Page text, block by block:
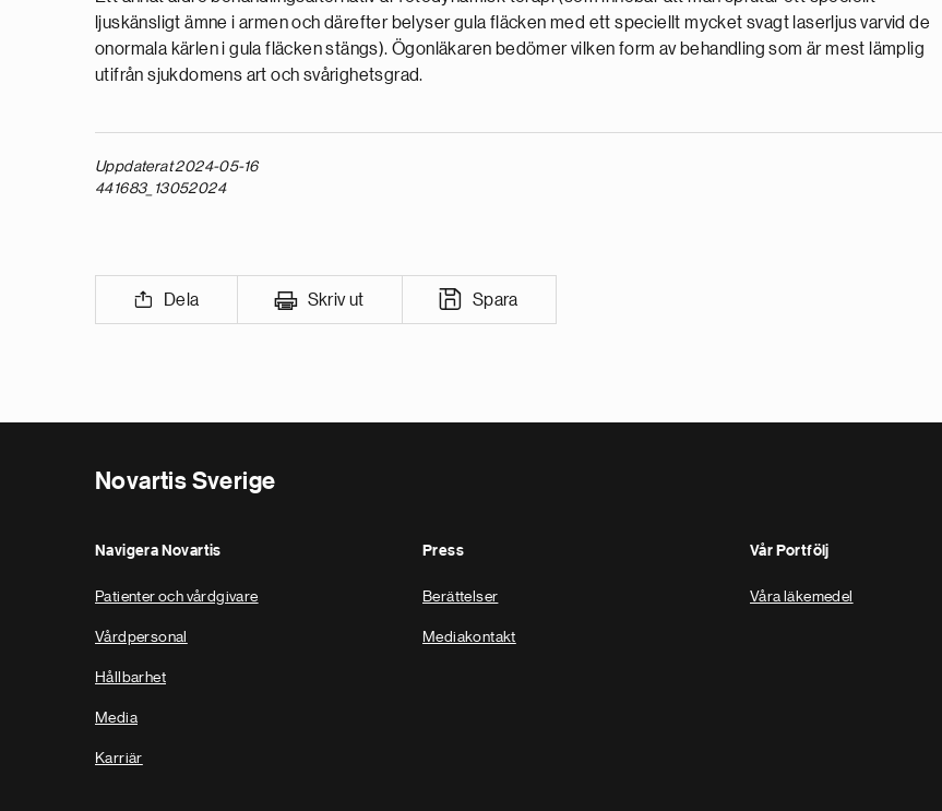
ljuskänsligt ämne i armen och därefter belyser gula fläcken med ett speciellt mycket svagt laserljus varvid de
onormala kärlen i gula fläcken stängs). Ögonläkaren bedömer vilken form av behandling som är mest lämplig
utifrån sjukdomens art och svårighetsgrad.
Uppdaterat 2024-05-16
441683_13052024
Dela Skriv ut Spara
Novartis Sverige
Navigera Novartis
Patienter och vårdgivare
Vårdpersonal
Hållbarhet
Media
Karriär
Press
Berättelser
Mediakontakt
Vår Portfölj
Våra läkemedel